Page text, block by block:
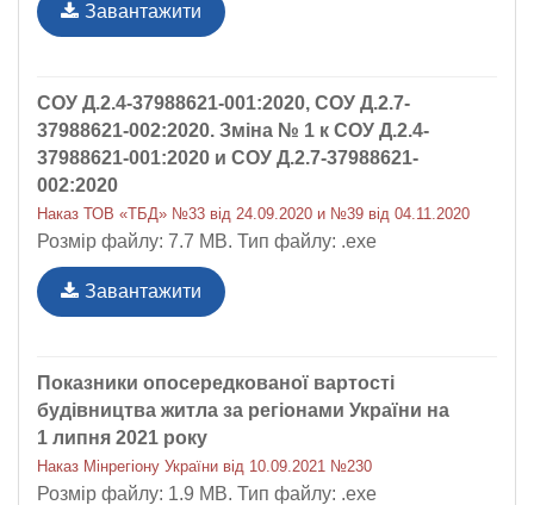
Завантажити
СОУ Д.2.4-37988621-001:2020, СОУ Д.2.7-
37988621-002:2020. Зміна № 1 к СОУ Д.2.4-
37988621-001:2020 и СОУ Д.2.7-37988621-
002:2020
Наказ ТОВ «ТБД» №33 від 24.09.2020 и №39 від 04.11.2020
Розмір файлу: 7.7 MB. Тип файлу: .exe
Завантажити
Показники опосередкованої вартості
будівництва житла за регіонами України на
1 липня 2021 року
Наказ Мінрегіону України від 10.09.2021 №230
Розмір файлу: 1.9 MB. Тип файлу: .exe